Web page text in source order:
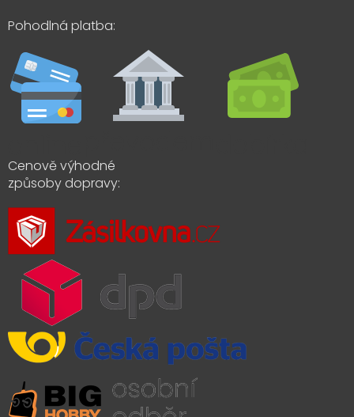
Pohodlná platba:
Cenově výhodné
způsoby dopravy: